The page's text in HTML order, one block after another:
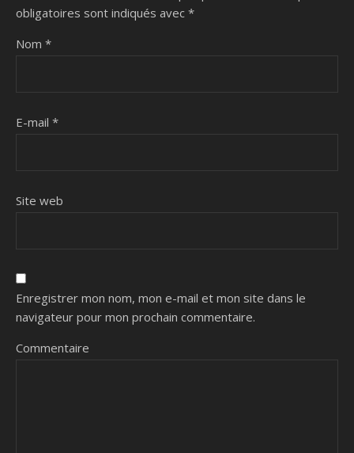
obligatoires sont indiqués avec *
Nom *
E-mail *
Site web
Enregistrer mon nom, mon e-mail et mon site dans le
navigateur pour mon prochain commentaire.
Commentaire